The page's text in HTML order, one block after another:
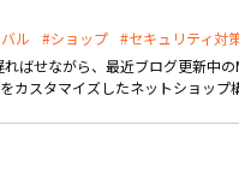
ル #ショップ #セキュリティ対
ばせながら、最近ブログ更新中
カスタマイズしたネットショッ